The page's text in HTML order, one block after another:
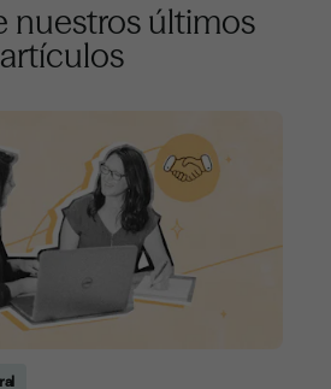
nuestros últimos
artículos